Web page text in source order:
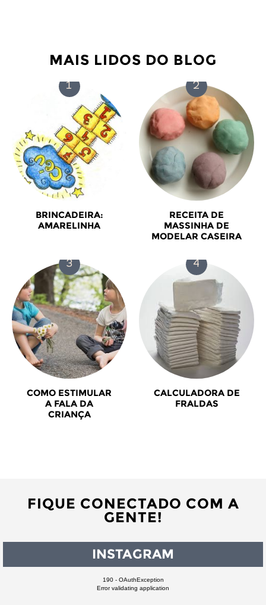
MAIS LIDOS DO BLOG
BRINCADEIRA:
AMARELINHA
RECEITA DE
MASSINHA DE
MODELAR CASEIRA
COMO ESTIMULAR
A FALA DA
CRIANÇA
CALCULADORA DE
FRALDAS
FIQUE CONECTADO COM A
GENTE!
INSTAGRAM
190 - OAuthException
Error validating application